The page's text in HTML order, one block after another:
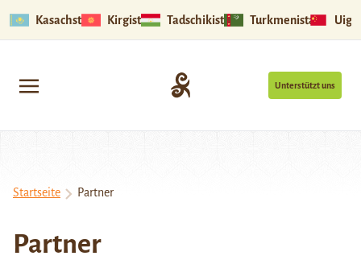
Kasachstan Kirgistan Tadschikistan Turkmenistan
Unterstützt uns
Startseite Partner
Partner